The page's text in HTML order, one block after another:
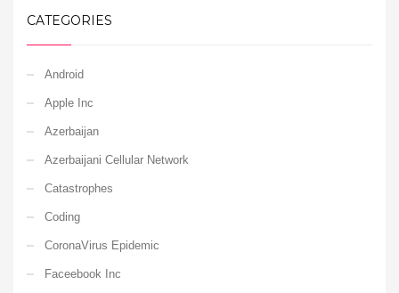
CATEGORIES
Android
Apple Inc
Azerbaijan
Azerbaijani Cellular Network
Catastrophes
Coding
CoronaVirus Epidemic
Faceebook Inc